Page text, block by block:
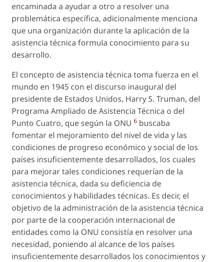
encaminada a ayudar a otro a resolver una
problemática específica, adicionalmente menciona
que una organización durante la aplicación de la
asistencia técnica formula conocimiento para su
desarrollo.
El concepto de asistencia técnica toma fuerza en el
mundo en 1945 con el discurso inaugural del
presidente de Estados Unidos, Harry S. Truman, del
Programa Ampliado de Asistencia Técnica o del
Punto Cuatro, que según la ONU 6 buscaba
fomentar el mejoramiento del nivel de vida y las
condiciones de progreso económico y social de los
países insuficientemente desarrollados, los cuales
para mejorar tales condiciones requerían de la
asistencia técnica, dada su deficiencia de
conocimientos y habilidades técnicas. Es decir, el
objetivo de la administración de la asistencia técnica
por parte de la cooperación internacional de
entidades como la ONU consistía en resolver una
necesidad, poniendo al alcance de los países
insuficientemente desarrollados los conocimientos y